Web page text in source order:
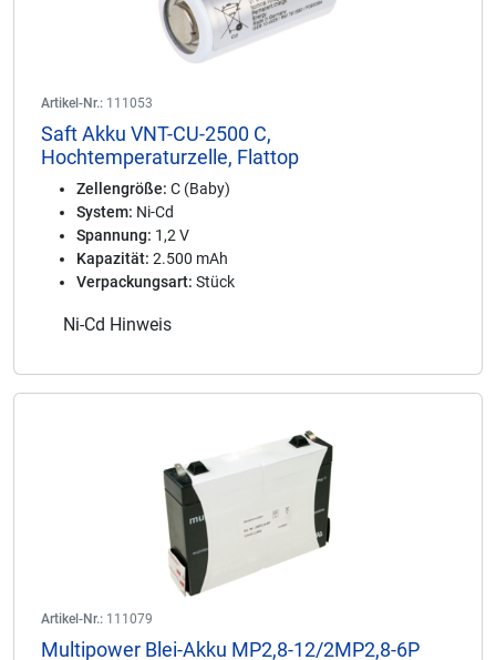
Artikel-Nr.: 111053
Saft Akku VNT-CU-2500 C,
Hochtemperaturzelle, Flattop
Zellengröße: C (Baby)
System: Ni-Cd
Spannung: 1,2 V
Kapazität: 2.500 mAh
Verpackungsart: Stück
Ni-Cd Hinweis
Artikel-Nr.: 111079
Multipower Blei-Akku MP2,8-12/2MP2,8-6P